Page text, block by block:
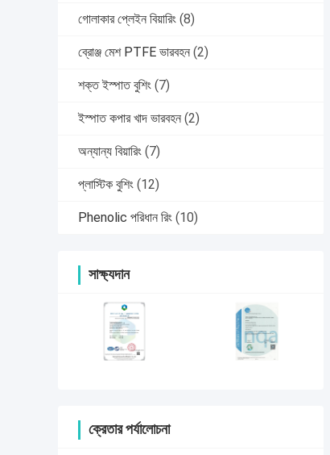
গোলাকার প্লেইন বিয়ারিং (8)
ব্রোঞ্জ মেশ PTFE ভারবহন (2)
শক্ত ইস্পাত বুশিং (7)
ইস্পাত কপার খাদ ভারবহন (2)
অন্যান্য বিয়ারিং (7)
প্লাস্টিক বুশিং (12)
Phenolic পরিধান রিং (10)
সাক্ষ্যদান
ক্রেতার পর্যালোচনা